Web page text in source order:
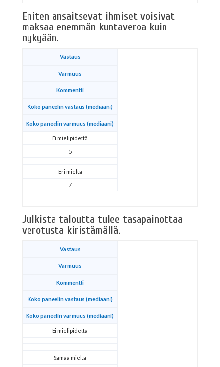
Eniten ansaitsevat ihmiset voisivat
maksaa enemmän kuntaveroa kuin
nykyään.
Vastaus
Varmuus
Kommentti
Koko paneelin vastaus (mediaani)
Koko paneelin varmuus (mediaani)
Ei mielipidettä
5
Eri mieltä
7
Julkista taloutta tulee tasapainottaa
verotusta kiristämällä.
Vastaus
Varmuus
Kommentti
Koko paneelin vastaus (mediaani)
Koko paneelin varmuus (mediaani)
Ei mielipidettä
Samaa mieltä